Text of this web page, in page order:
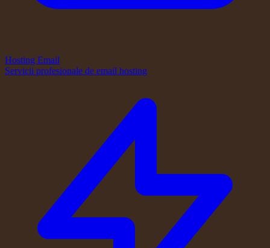
Hosting Email
Servicii profesionale de email hosting